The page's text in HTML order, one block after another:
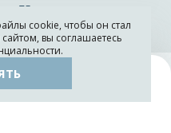
Остатки тканей
сайта ADN
cookie, чтобы он стал
вы соглашаетесь
.